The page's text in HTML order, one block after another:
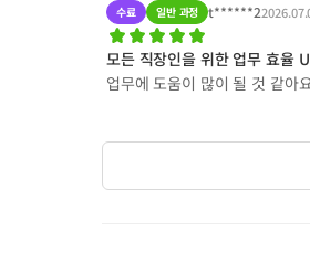
수료 일반 과정 t******2
모든 직장인을 위한 업무 효율
업무에 도움이 많이 될 것 같아